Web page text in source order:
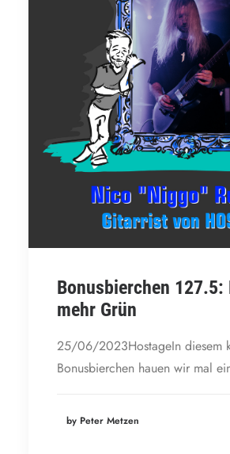
Bonusbierchen
mehr Grün
25/06/2023HostageIn diesem
Bonusbierchen hauen wir mal
by Peter Metzen